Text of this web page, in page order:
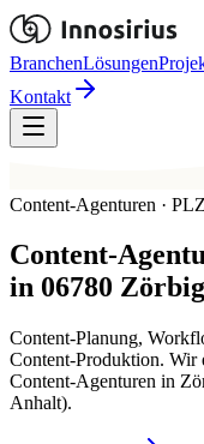
BranchenLösungen
Kontakt
Content-Agenturen ·
Content-
in 06780 Zörbig
Content-Planung,
Content-Produktion. Wir
Content-Agenturen in
Anhalt).